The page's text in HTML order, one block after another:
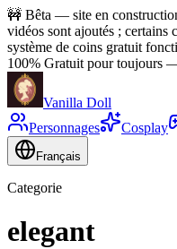
🚧 Bêta — site en
vidéos sont ajoutés ; certains
système de coins gratuit
100% Gratuit pour toujours
Vanilla Doll
Personnages
Cosplay
Français
Categorie
elegant